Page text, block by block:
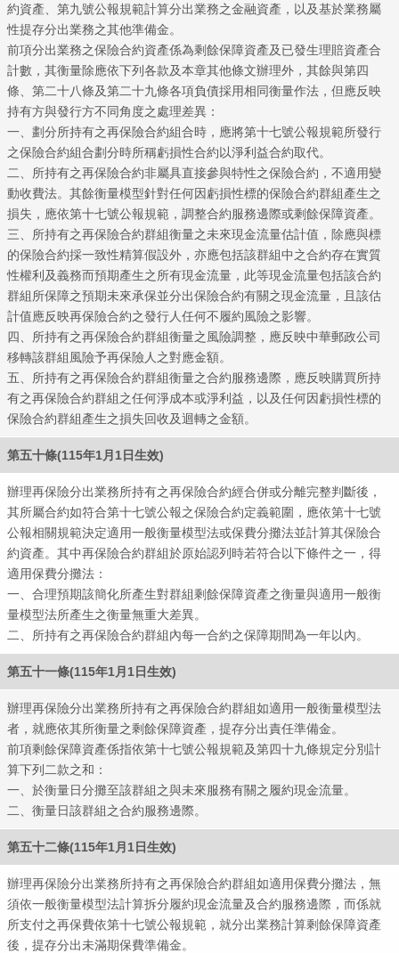
郵政
約資產、第九號公報規範計算分出業務之金融資產，以及基於業務屬
性提存分出業務之其他準備金。
前項分出業務之保險合約資產係為剩餘保障資產及已發生理賠資產合
計數，其衡量除應依下列各款及本章其他條文辦理外，其餘與第四
條、第二十八條及第二十九條各項負債採用相同衡量作法，但應反映
持有方與發行方不同角度之處理差異：
一、劃分所持有之再保險合約組合時，應將第十七號公報規範所發行
之保險合約組合劃分時所稱虧損性合約以淨利益合約取代。
二、所持有之再保險合約非屬具直接參與特性之保險合約，不適用變
動收費法。其餘衡量模型針對任何因虧損性標的保險合約群組產生之
損失，應依第十七號公報規範，調整合約服務邊際或剩餘保障資產。
三、所持有之再保險合約群組衡量之未來現金流量估計值，除應與標
的保險合約採一致性精算假設外，亦應包括該群組中之合約存在實質
性權利及義務而預期產生之所有現金流量，此等現金流量包括該合約
群組所保障之預期未來承保並分出保險合約有關之現金流量，且該估
計值應反映再保險合約之發行人任何不履約風險之影響。
四、所持有之再保險合約群組衡量之風險調整，應反映中華郵政公司
移轉該群組風險予再保險人之對應金額。
五、所持有之再保險合約群組衡量之合約服務邊際，應反映購買所持
有之再保險合約群組之任何淨成本或淨利益，以及任何因虧損性標的
保險合約群組產生之損失回收及迴轉之金額。
第五十條(115年1月1日生效)
辦理再保險分出業務所持有之再保險合約經合併或分離完整判斷後，
其所屬合約如符合第十七號公報之保險合約定義範圍，應依第十七號
公報相關規範決定適用一般衡量模型法或保費分攤法並計算其保險合
約資產。其中再保險合約群組於原始認列時若符合以下條件之一，得
適用保費分攤法：
一、合理預期該簡化所產生對群組剩餘保障資產之衡量與適用一般衡
量模型法所產生之衡量無重大差異。
二、所持有之再保險合約群組內每一合約之保障期間為一年以內。
第五十一條(115年1月1日生效)
辦理再保險分出業務所持有之再保險合約群組如適用一般衡量模型法
者，就應依其所衡量之剩餘保障資產，提存分出責任準備金。
前項剩餘保障資產係指依第十七號公報規範及第四十九條規定分別計
算下列二款之和：
一、於衡量日分攤至該群組之與未來服務有關之履約現金流量。
二、衡量日該群組之合約服務邊際。
第五十二條(115年1月1日生效)
辦理再保險分出業務所持有之再保險合約群組如適用保費分攤法，無
須依一般衡量模型法計算拆分履約現金流量及合約服務邊際，而係就
所支付之再保費依第十七號公報規範，就分出業務計算剩餘保障資產
後，提存分出未滿期保費準備金。